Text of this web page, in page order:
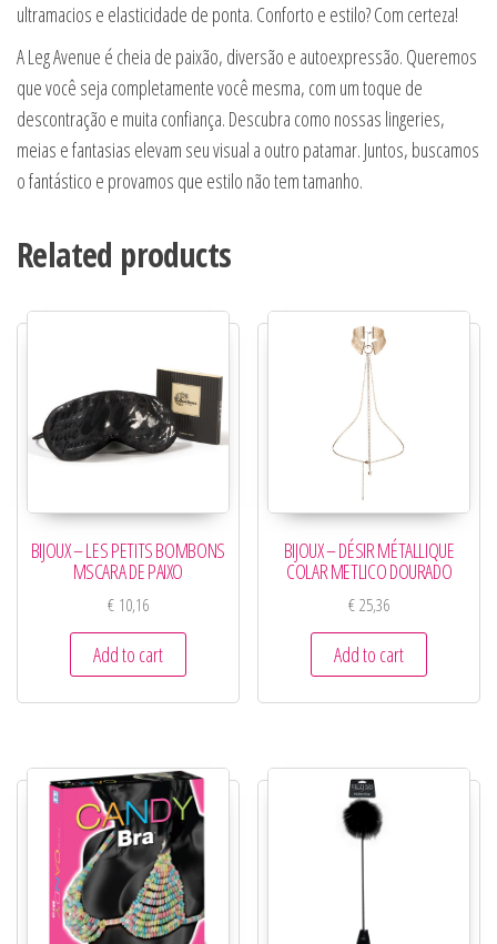
ultramacios e elasticidade de ponta. Conforto e estilo? Com certeza!
A Leg Avenue é cheia de paixão, diversão e autoexpressão. Queremos
que você seja completamente você mesma, com um toque de
descontração e muita confiança. Descubra como nossas lingeries,
meias e fantasias elevam seu visual a outro patamar. Juntos, buscamos
o fantástico e provamos que estilo não tem tamanho.
Related products
BIJOUX – LES PETITS BOMBONS
MSCARA DE PAIXO
€10,16
Add to cart
BIJOUX – DÉSIR MÉTALLIQUE
COLAR METLICO DOURADO
€25,36
Add to cart